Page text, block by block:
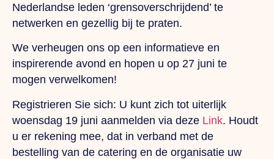
Nederlandse leden ‘grensoverschrijdend’ te
netwerken en gezellig bij te praten.
We verheugen ons op een informatieve en
inspirerende avond en hopen u op 27 juni te
mogen verwelkomen!
Registrieren Sie sich: U kunt zich tot uiterlijk
woensdag 19 juni aanmelden via deze Link. Houdt
u er rekening mee, dat in verband met de
bestelling van de catering en de organisatie uw